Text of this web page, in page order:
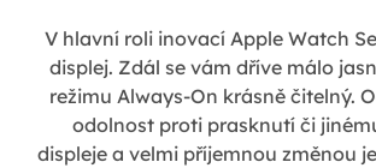
V hlavní roli inovací Apple Watch
displej. Zdál se vám dříve málo
režimu Always-On krásně čitelný.
odolnost proti prasknutí či
displeje a velmi příjemnou změnou